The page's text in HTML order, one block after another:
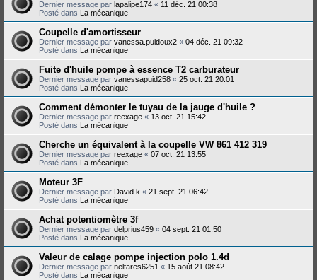
Dernier message par lapalipe174 « 11 déc. 21 00:38
Posté dans La mécanique
Coupelle d'amortisseur
Dernier message par vanessa.puidoux2 « 04 déc. 21 09:32
Posté dans La mécanique
Fuite d'huile pompe à essence T2 carburateur
Dernier message par vanessapuid258 « 25 oct. 21 20:01
Posté dans La mécanique
Comment démonter le tuyau de la jauge d'huile ?
Dernier message par reexage « 13 oct. 21 15:42
Posté dans La mécanique
Cherche un équivalent à la coupelle VW 861 412 319
Dernier message par reexage « 07 oct. 21 13:55
Posté dans La mécanique
Moteur 3F
Dernier message par David k « 21 sept. 21 06:42
Posté dans La mécanique
Achat potentiomètre 3f
Dernier message par delprius459 « 04 sept. 21 01:50
Posté dans La mécanique
Valeur de calage pompe injection polo 1.4d
Dernier message par neltares6251 « 15 août 21 08:42
Posté dans La mécanique